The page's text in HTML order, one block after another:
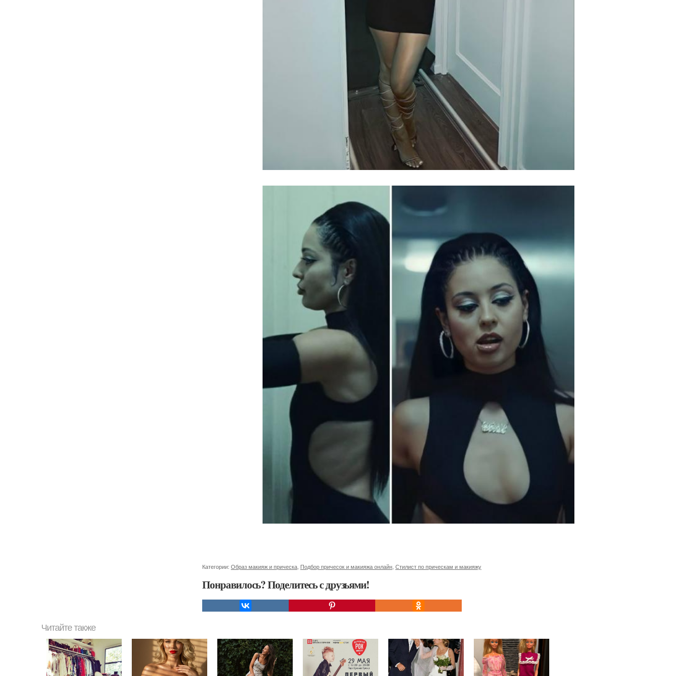
Категории: Образ макияж и прическа Подбор причесок и макияжа онлайн Стилист по прическам и макияжу
Понравилось? Поделитесь с друзьями!
Читайте также